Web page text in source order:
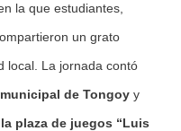
la que estudiantes,
un grato
local. La jornada contó
de Tongoy y
plaza de juegos “Luis